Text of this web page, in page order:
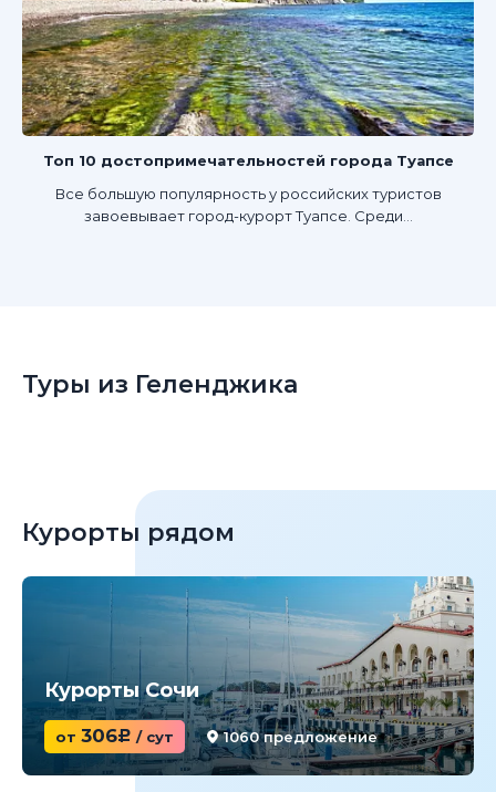
Топ 10 достопримечательностей города Туапсе
Все большую популярность у российских туристов
завоевывает город-курорт Туапсе. Среди...
Туры из Геленджика
Курорты рядом
Курорты Сочи
от 306c / сут 1060 предложение